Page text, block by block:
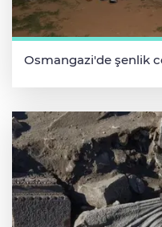
Osmangazi'de şenlik